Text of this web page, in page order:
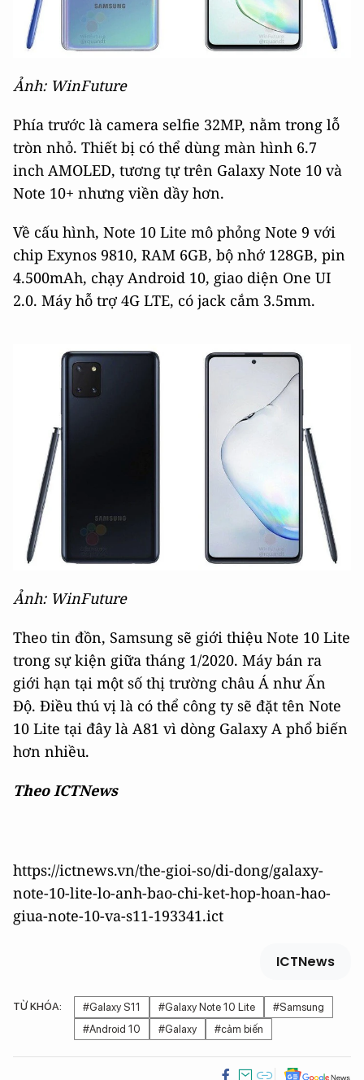
Ảnh: WinFuture
Phía trước là camera selfie 32MP, nằm trong lỗ
tròn nhỏ. Thiết bị có thể dùng màn hình 6.7
inch AMOLED, tương tự trên Galaxy Note 10 và
Note 10+ nhưng viền dầy hơn.
Về cấu hình, Note 10 Lite mô phỏng Note 9 với
chip Exynos 9810, RAM 6GB, bộ nhớ 128GB, pin
4.500mAh, chạy Android 10, giao diện One UI
2.0. Máy hỗ trợ 4G LTE, có jack cắm 3.5mm.
Ảnh: WinFuture
Theo tin đồn, Samsung sẽ giới thiệu Note 10 Lite
trong sự kiện giữa tháng 1/2020. Máy bán ra
giới hạn tại một số thị trường châu Á như Ấn
Độ. Điều thú vị là có thể công ty sẽ đặt tên Note
10 Lite tại đây là A81 vì dòng Galaxy A phổ biến
hơn nhiều.
Theo ICTNews
https://ictnews.vn/the-gioi-so/di-dong/galaxy-
note-10-lite-lo-anh-bao-chi-ket-hop-hoan-hao-
giua-note-10-va-s11-193341.ict
ICTNews
TỪ KHÓA: #Galaxy S11 #Galaxy Note 10 Lite
#Samsung
#Android 10
#Galaxy #cảm biến